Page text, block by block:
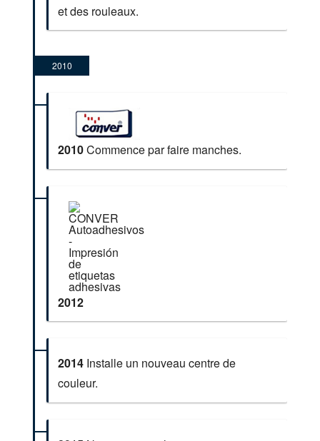
et des rouleaux.
2010
2010Commence par faire manches.
2012
2014Installe un nouveau centre de
couleur.